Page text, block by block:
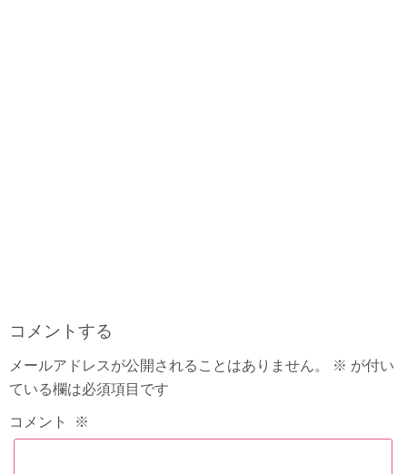
コメントする
メールアドレスが公開されることはありません。 ※ が付い
ている欄は必須項目です
コメント ※